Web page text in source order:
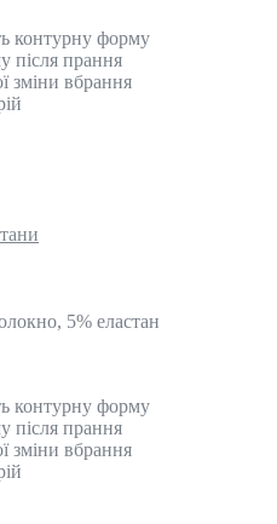
контурну форму
після прання
зміни вбрання
5% еластан
контурну форму
після прання
зміни вбрання